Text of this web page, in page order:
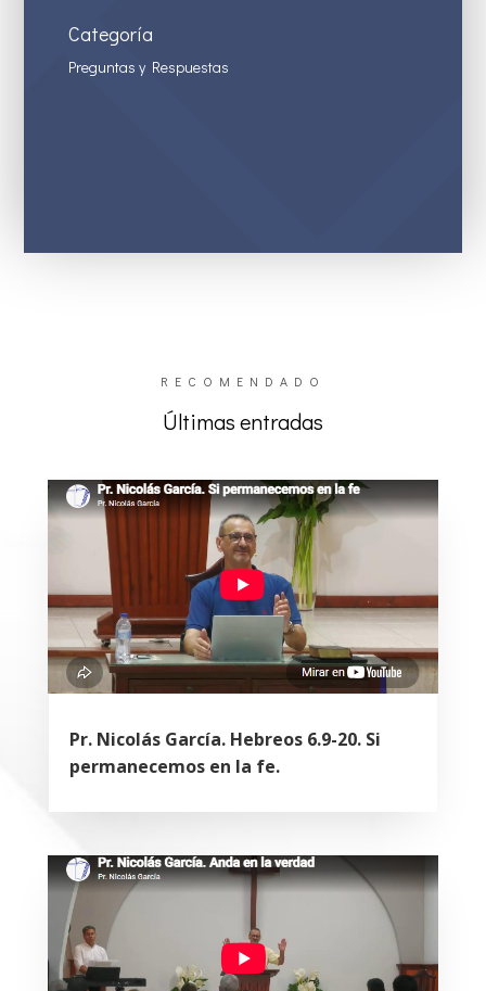
Categoría
Preguntas y Respuestas
RECOMENDADO
Últimas entradas
Pr. Nicolás García. Hebreos 6.9-20. Si
permanecemos en la fe.